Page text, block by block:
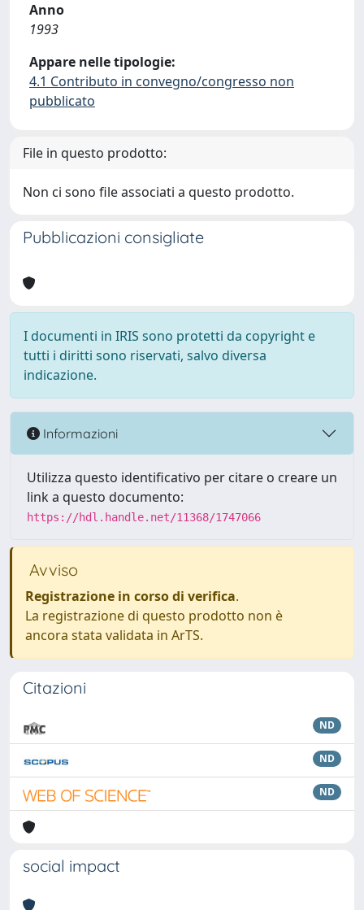
Anno
1993
Appare nelle tipologie:
4.1 Contributo in convegno/congresso non
pubblicato
File in questo prodotto:
Non ci sono file associati a questo prodotto.
Pubblicazioni consigliate
I documenti in IRIS sono protetti da copyright e
tutti i diritti sono riservati, salvo diversa
indicazione.
Informazioni
Utilizza questo identificativo per citare o creare un
link a questo documento:
https://hdl.handle.net/11368/1747066
Avviso
Registrazione in corso di verifica.
La registrazione di questo prodotto non è
ancora stata validata in ArTS.
Citazioni
ND
ND
ND
social impact